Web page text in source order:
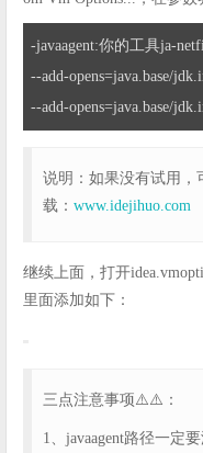
-javaagent:你的工具ja-
--add-opens=java.base/
--add-opens=java.base/
说明：如果没有试用，
载： www.idejihuo.com
继续上面，打开
里面添加如下：
三点注意事项⚠️⚠️：
1、javaagent路径一定